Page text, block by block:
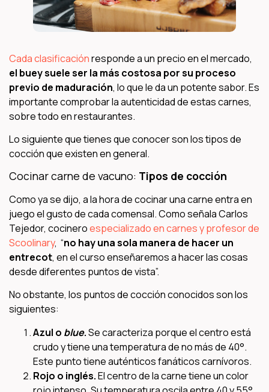
Cada clasificaciónresponde a un precio en el mercado,
el buey suele ser la más costosa por su proceso
previo de maduración, lo que le da un potente sabor. Es
importante comprobar la autenticidad de estas carnes,
sobre todo en restaurantes.
Lo siguiente que tienes que conocer son los tipos de
cocción que existen en general.
Cocinar carne de vacuno: Tipos de cocción
Como ya se dijo, a la hora de cocinar una carne entra en
juego el gusto de cada comensal. Como señala Carlos
Tejedor, cocineroespecializado en carnes y profesor de
Scoolinary, “no hay una sola manera de hacer un
entrecot, en el curso enseñaremos a hacer las cosas
desde diferentes puntos de vista”.
No obstante, los puntos de cocción conocidos son los
siguientes:
Azul o blue.Se caracteriza porque el centro está
crudo y tiene una temperatura de no más de 40°.
Este punto tiene auténticos fanáticos carnívoros.
Rojo o inglés.El centro de la carne tiene un color